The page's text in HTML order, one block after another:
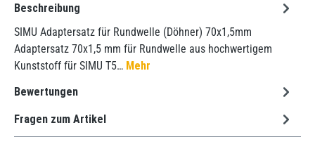
Beschreibung
SIMU Adaptersatz für Rundwelle (Döhner) 70x1,5mm
Adaptersatz 70x1,5 mm für Rundwelle aus hochwertigem
Kunststoff für SIMU T5… Mehr
Bewertungen
Fragen zum Artikel